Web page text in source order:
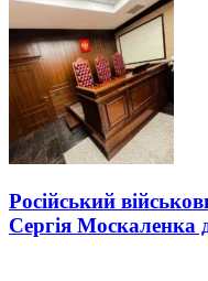
Російський
Сергія Москаленка